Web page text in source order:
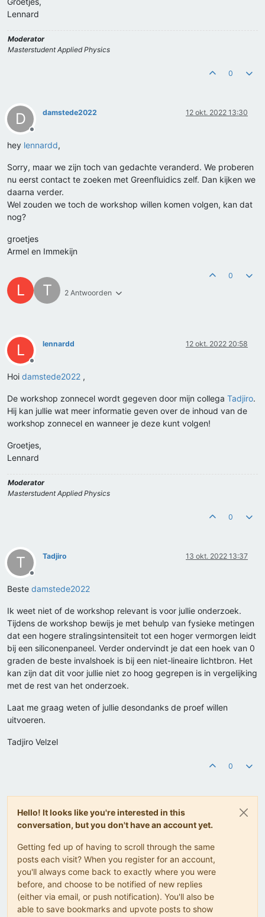
Lennard
Moderator
Masterstudent Applied Physics
0
D
Offline
damstede2022 12 okt. 2022 13:30
hey lennardd,
Sorry, maar we zijn toch van gedachte veranderd. We proberen
nu eerst contact te zoeken met Greenfluidics zelf. Dan kijken we
daarna verder.
Wel zouden we toch de workshop willen komen volgen, kan dat
nog?
groetjes
Armel en Immekijn
L T 2 Antwoorden
0
L
Offline
lennardd 12 okt. 2022 20:58
Hoi damstede2022 ,
De workshop zonnecel wordt gegeven door mijn collega Tadjiro.
Hij kan jullie wat meer informatie geven over de inhoud van de
workshop zonnecel en wanneer je deze kunt volgen!
Groetjes,
Lennard
Moderator
Masterstudent Applied Physics
0
T
Offline
Tadjiro 13 okt. 2022 13:37
Beste damstede2022
Ik weet niet of de workshop relevant is voor jullie onderzoek.
Tijdens de workshop bewijs je met behulp van fysieke metingen
dat een hogere stralingsintensiteit tot een hoger vermorgen leidt
bij een siliconenpaneel. Verder ondervindt je dat een hoek van 0
graden de beste invalshoek is bij een niet-lineaire lichtbron. Het
kan zijn dat dit voor jullie niet zo hoog gegrepen is in vergelijking
met de rest van het onderzoek.
Laat me graag weten of jullie desondanks de proef willen
uitvoeren.
Tadjiro Velzel
0
Hello! It looks like you're interested in this
conversation, but you don't have an account yet.
Getting fed up of having to scroll through the same
posts each visit? When you register for an account,
you'll always come back to exactly where you were
before, and choose to be notified of new replies
(either via email, or push notification). You'll also be
able to save bookmarks and upvote posts to show